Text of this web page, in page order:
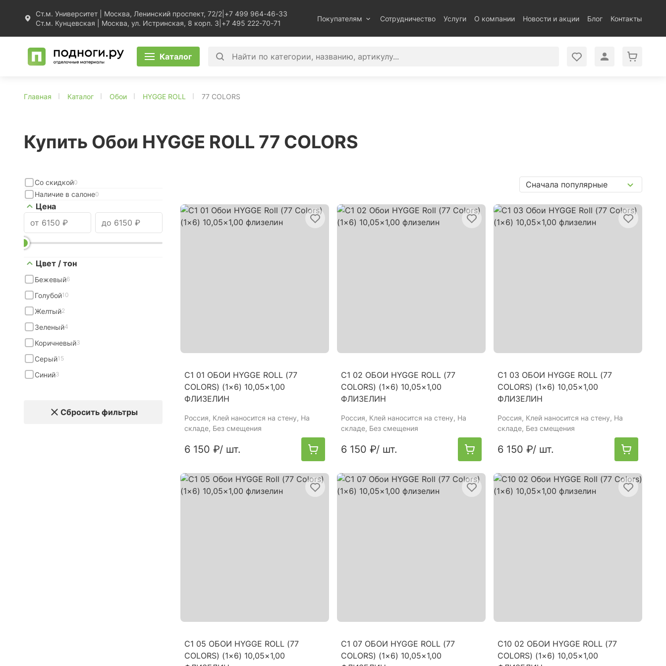
Ст.м. Университет | Москва, Ленинский проспект, 72/2 +7 499 964-46-33
Ст.м. Кунцевская | Москва, ул. Истринская, 8 корп. 3 +7 495 222-70-71
Покупателям Сотрудничество Услуги О компании Новости и акции Блог Контакты
Каталог
Главная Каталог Обои HYGGE ROLL 77 COLORS
Купить Обои HYGGE ROLL 77 COLORS
Со скидкой0
Наличие в салоне0
Цена
Цвет / тон
Бежевый6
Голубой10
Желтый2
Зеленый4
Коричневый3
Серый15
Синий3
Сбросить фильтры
Сначала популярные
C1 01 ОБОИ HYGGE ROLL (77
COLORS) (1×6) 10,05×1,00
ФЛИЗЕЛИН
Россия, Клей наносится на стену, На
складе, Без смещения
6 150 ₽/ шт.
C1 02 ОБОИ HYGGE ROLL (77
COLORS) (1×6) 10,05×1,00
ФЛИЗЕЛИН
Россия, Клей наносится на стену, На
складе, Без смещения
6 150 ₽/ шт.
C1 03 ОБОИ HYGGE ROLL (77
COLORS) (1×6) 10,05×1,00
ФЛИЗЕЛИН
Россия, Клей наносится на стену, На
складе, Без смещения
6 150 ₽/ шт.
C1 05 ОБОИ HYGGE ROLL (77
COLORS) (1×6) 10,05×1,00
C1 07 ОБОИ HYGGE ROLL (77
COLORS) (1×6) 10,05×1,00
C10 02 ОБОИ HYGGE ROLL (77
COLORS) (1×6) 10,05×1,00